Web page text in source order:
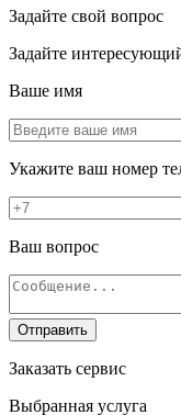
Задайте свой вопрос
Задайте
Ваше имя
Укажите ваш номер
Ваш вопрос
Отправить
Заказать сервис
Выбранная услуга